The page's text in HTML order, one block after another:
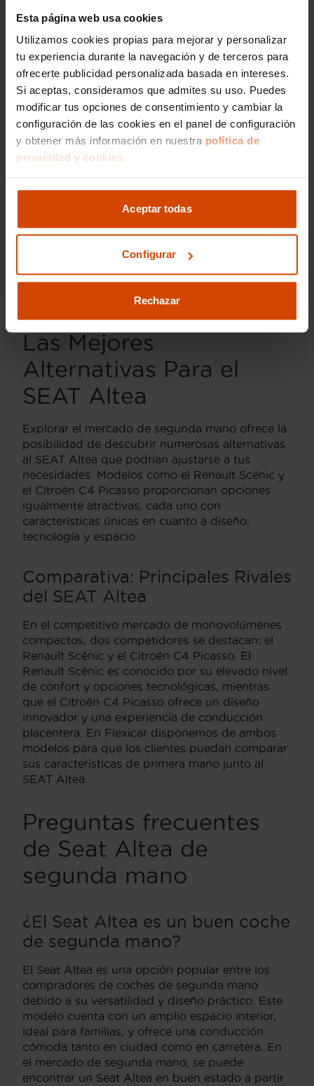
Esta página web usa cookies
Utilizamos cookies propias para mejorar y personalizar
tu experiencia durante la navegación y de terceros para
ofrecerte publicidad personalizada basada en intereses.
Si aceptas, consideramos que admites su uso. Puedes
modificar tus opciones de consentimiento y cambiar la
configuración de las cookies en el panel de configuración
y obtener más información en nuestra política de
privacidad y cookies.
Aceptar todas
Configurar
Rechazar
y espacio. Los pasajeros disfrutan de un
habitáculo amplio con asientos ergonómicos y
un diseño que maximiza el espacio disponible.
Tanto el conductor como los pasajeros cuentan
con un generoso espacio para las piernas y una
altura al techo suficiente, asegurando un viaje
cómodo incluso en trayectos largos.
Seguridad al Máximo:
Evaluación en EuroNCAP
En cuanto a seguridad, el SEAT Altea sobresale
con una sólida protección para los ocupantes.
EuroNCAP, destacando tanto en seguridad
activa como pasiva. Equipado con múltiples
frenos ABS, brinda tranquilidad y confianza a
Las Mejores
Alternativas Para el
SEAT Altea
Explorar el mercado de segunda mano ofrece la
posibilidad de descubrir numerosas alternativas
al SEAT Altea que podrían ajustarse a tus
necesidades. Modelos como el Renault Scénic y
el Citroën C4 Picasso proporcionan opciones
igualmente atractivas, cada uno con
características únicas en cuanto a diseño,
tecnología y espacio.
Comparativa: Principales Rivales
del SEAT Altea
En el competitivo mercado de monovolúmenes
compactos, dos competidores se destacan: el
Renault Scénic y el Citroën C4 Picasso. El
Renault Scénic es conocido por su elevado nivel
de confort y opciones tecnológicas, mientras
que el Citroën C4 Picasso ofrece un diseño
innovador y una experiencia de conducción
placentera. En Flexicar disponemos de ambos
modelos para que los clientes puedan comparar
sus características de primera mano junto al
SEAT Altea.
Preguntas frecuentes
de Seat Altea de
segunda mano
¿El Seat Altea es un buen coche
de segunda mano?
El Seat Altea es una opción popular entre los
compradores de coches de segunda mano
debido a su versatilidad y diseño práctico. Este
modelo cuenta con un amplio espacio interior,
ideal para familias, y ofrece una conducción
cómoda tanto en ciudad como en carretera. En
el mercado de segunda mano, se puede
encontrar un Seat Altea en buen estado a partir